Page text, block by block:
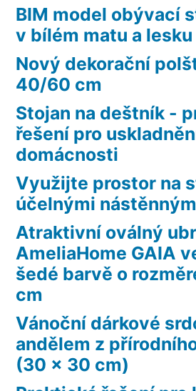
BIM model obývací
v bílém matu a lesku
Nový dekorační
40/60 cm
Stojan na deštník -
řešení pro
domácnosti
Využijte prostor na
účelnými
Atraktivní oválný
AmeliaHome GAIA
šedé barvě o
cm
Vánoční dárkové
andělem z
(30 x 30 cm)